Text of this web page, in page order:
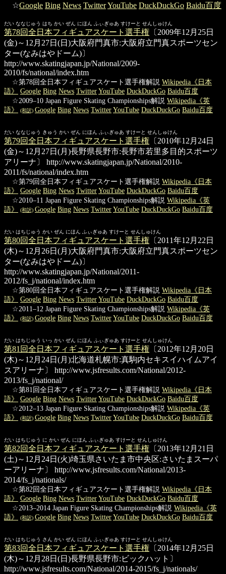
☆Google Bing News TwitterYouTube DuckDuckGo Baidu百度
だい ななじゅう はち かい ぜん にほん ふぃぎゅあ すけーと せんしゅけん
第78回全日本フィギュアスケート選手権 〔2009年12月25日
(金)～12月27日(日)大阪府門真市:大阪府立門真スポーツセン
ター(なみはやドーム)〕
http://www.skatingjapan.jp/National/2009-
2010/fs/national/index.htm
☆第78回全日本フィギュアスケート選手権解説 Wikipedia《日本
語》
Google Bing News Twitter YouTube DuckDuckGo Baidu百度
☆2009–10 Japan Figure Skating Championships解説 Wikipedia《英
語》
(和訳) Google Bing News Twitter YouTube DuckDuckGo Baidu百度
だい ななじゅう きゅう かい ぜん にほん ふぃぎゅあ すけーと せんしゅけん
第79回全日本フィギュアスケート選手権 〔2010年12月24日
(金)～12月27日(月)長野県長野市:長野市若里多目的スポーツ
アリーナ〕
http://www.skatingjapan.jp/National/2010-
2011/fs/national/index.htm
☆第79回全日本フィギュアスケート選手権解説 Wikipedia《日本
語》
Google Bing News Twitter YouTube DuckDuckGo Baidu百度
☆2010–11 Japan Figure Skating Championships解説 Wikipedia《英
語》
(和訳) Google Bing News Twitter YouTube DuckDuckGo Baidu百度
だい はちじゅう かい ぜん にほん ふぃぎゅあ すけーと せんしゅけん
第80回全日本フィギュアスケート選手権 〔2011年12月22日
(木)～12月26日(月)大阪府門真市:大阪府立門真スポーツセン
ター(なみはやドーム)〕
http://www.skatingjapan.jp/National/2011-
2012/fs_j/national/index.htm
☆第80回全日本フィギュアスケート選手権解説 Wikipedia《日本
語》
Google Bing News Twitter YouTube DuckDuckGo Baidu百度
☆2011–12 Japan Figure Skating Championships解説 Wikipedia《英
語》
(和訳) Google Bing News Twitter YouTube DuckDuckGo Baidu百度
だい はちじゅう いっ かい ぜん にほん ふぃぎゅあ すけーと せんしゅけん
第81回全日本フィギュアスケート選手権 〔2012年12月20日
(木)～12月24日(月)北海道札幌市:真駒内セキスイハイムアイ
スアリーナ〕
http://www.jsfresults.com/National/2012-
2013/fs_j/national/
☆第81回全日本フィギュアスケート選手権解説 Wikipedia《日本
語》
Google Bing News Twitter YouTube DuckDuckGo Baidu百度
☆2012–13 Japan Figure Skating Championships解説 Wikipedia《英
語》
(和訳) Google Bing News Twitter YouTube DuckDuckGo Baidu百度
だい はちじゅう に かい ぜん にほん ふぃぎゅあ すけーと せんしゅけん
第82回全日本フィギュアスケート選手権 〔2013年12月21日
(土)～12月24日(火)埼玉県さいたま市中央区:さいたまスーパ
ーアリーナ〕
http://www.jsfresults.com/National/2013-
2014/fs_j/nationals/
☆第82回全日本フィギュアスケート選手権解説 Wikipedia《日本
語》
Google Bing News Twitter YouTube DuckDuckGo Baidu百度
☆2013–2014 Japan Figure Skating Championships解説 Wikipedia《英
語》
(和訳) Google Bing News Twitter YouTube DuckDuckGo Baidu百度
だい はちじゅう さん かい ぜん にほん ふぃぎゅあ すけーと せんしゅけん
第83回全日本フィギュアスケート選手権 〔2014年12月25日
(木)～12月28日(日)長野県長野市:ビックハット〕
http://www.jsfresults.com/National/2014-2015/fs_j/nationals/